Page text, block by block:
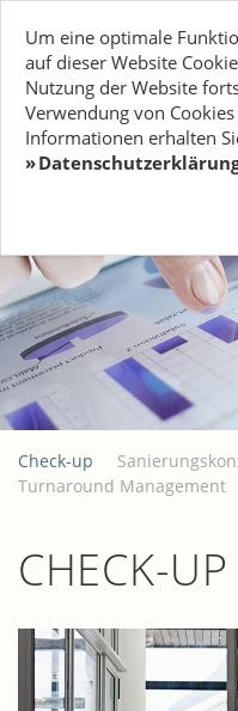
DEUTSCH
Check-up
Turnaround Management
CHECK-UP
Um eine optimale
auf dieser Website
Nutzung der Website
Verwendung von
Informationen erhalten